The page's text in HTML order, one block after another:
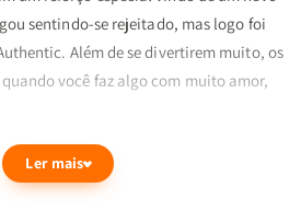
sentindo-se rejeitado, mas logo foi
Além de se divertirem muito, os
você faz algo com muito amor,
incríveis para se divertir e aprender
turma. Cada livro traz bons
Ler mais